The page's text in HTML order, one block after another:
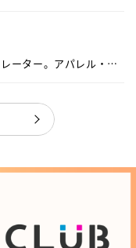
ーター。アパレル・キ